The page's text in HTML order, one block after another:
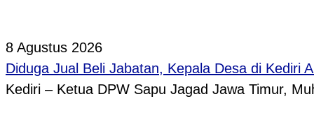
8 Agustus 2026
Diduga Jual Beli Jabatan, Kepala Desa di Kediri
Kediri – Ketua DPW Sapu Jagad Jawa Timur,